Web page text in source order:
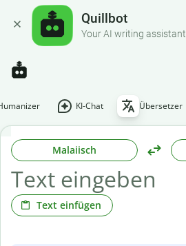
Quillbot
Your AI writing assistant
KI-Chat Übersetzer
Malaiisch
Text einfügen